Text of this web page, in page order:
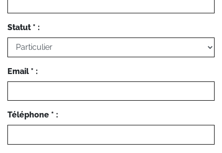
Statut * :
Email * :
Téléphone * :